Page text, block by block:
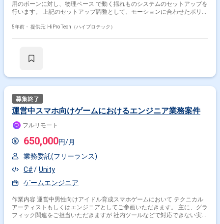
用のボーンに対し、物理ベース で動く揺れものシステムのセットアップを
行います。 上記のセットアップ調整として、モーションに合わせたポリゴ
シュアップ作業が発生する可能性があります。 MayaとUnityを行き来し、
5年前・ 提供元: HiPro Tech（ハイプロテック）
運営中スマホ向けゲームにおけるエンジニア業務案件
フルリモート
650,000円/月
業務委託(フリーランス)
C#
Unity
ゲームエンジニア
作業内容 運営中男性向けアイドル育成スマホゲームにおいて テクニカル
アーティストもしくはエンジニアとしてご参画いただきます。 主に、グラ
フィック関連をご担当いただきますが 社内ツールなどで対応できない実装